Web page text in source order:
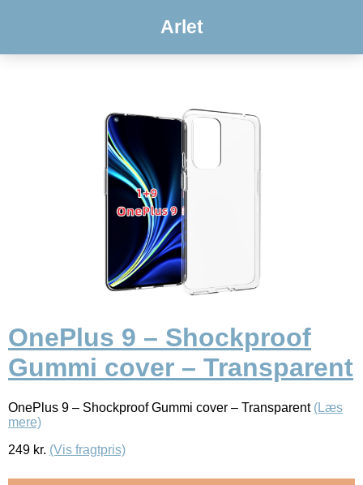
Arlet
OnePlus 9 – Shockproof
Gummi cover – Transparent
OnePlus 9 – Shockproof Gummi cover – Transparent (Læs
mere)
249 kr. (Vis fragtpris)